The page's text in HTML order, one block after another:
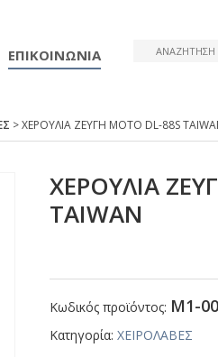
ΕΠΙΚΟΙΝΩΝΙΑ
> ΧΕΡΟΥΛΙΑ ΖΕΥΓΗ ΜΟΤΟ DL-88S
ΧΕΡΟΥΛΙΑ
ΤΑΙWΑΝ
Κωδικός προϊόντος: Μ1-
Κατηγορία:ΧΕΙΡΟΛΑΒΕΣ